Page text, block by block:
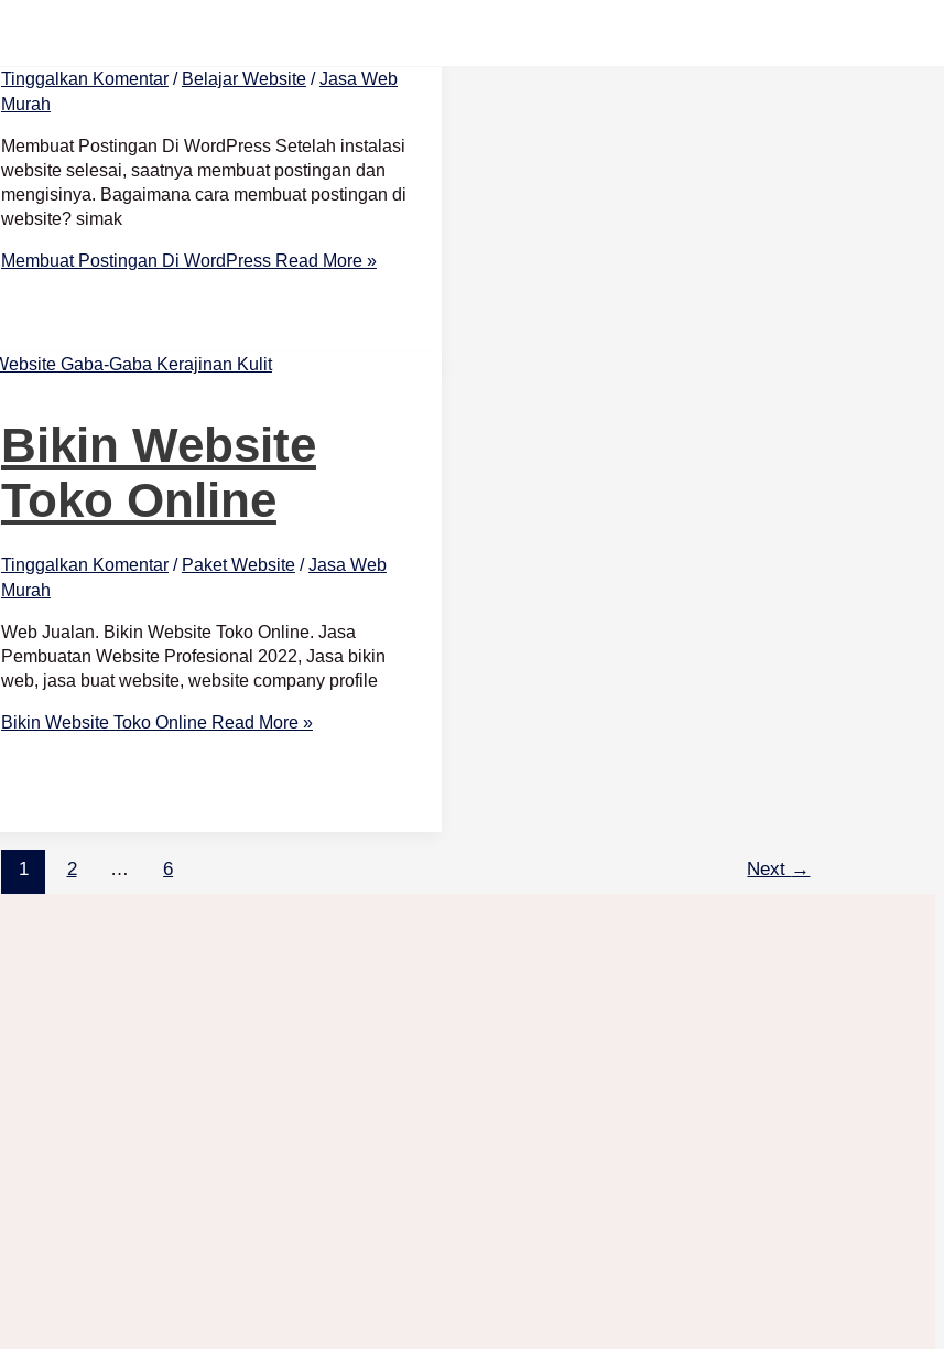
Tinggalkan Komentar / Belajar Website/Jasa Web
Murah
Membuat Postingan Di WordPress Setelah instalasi
website selesai, saatnya membuat postingan dan
mengisinya. Bagaimana cara membuat postingan di
website? simak
Membuat Postingan Di WordPressRead More »
Bikin Website
Toko Online
Tinggalkan Komentar / Paket Website/Jasa Web
Murah
Web Jualan. Bikin Website Toko Online. Jasa
Pembuatan Website Profesional 2022, Jasa bikin
web, jasa buat website, website company profile
Bikin Website Toko OnlineRead More »
1 2 … 6 Next →